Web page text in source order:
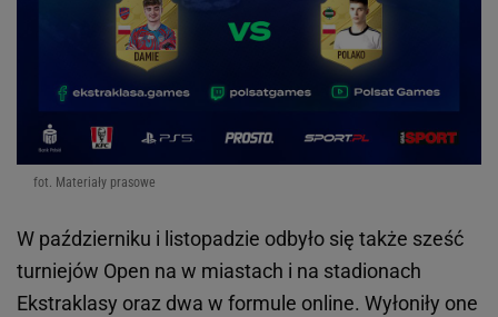
fot. Materiały prasowe
W październiku i listopadzie odbyło się także sześć
turniejów Open na w miastach i na stadionach
Ekstraklasy oraz dwa w formule online. Wyłoniły one